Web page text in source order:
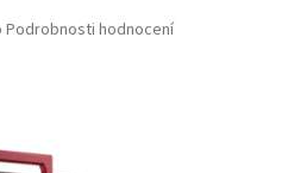
Podrobnosti hodnocení